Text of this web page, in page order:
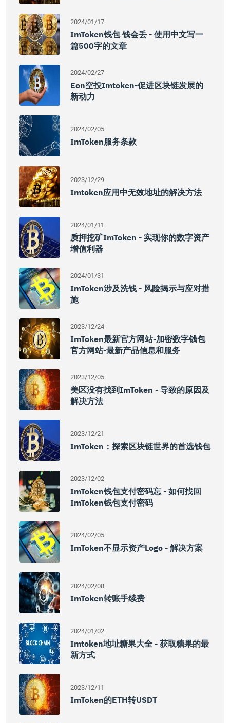
2024/01/17
ImToken钱包 钱会丢 - 使用中文写一
篇500字的文章
2024/02/27
Eon空投imtoken-促进区块链发展的
新动力
2024/02/05
ImToken服务条款
2023/12/29
Imtoken应用中无效地址的解决方法
2024/01/11
质押挖矿imToken - 实现你的数字资产
增值利器
2024/01/31
ImToken涉及洗钱 - 风险揭示与应对措
施
2023/12/24
ImToken最新官方网站-加密数字钱包
官方网站-最新产品信息和服务
2023/12/05
美区没有找到imToken - 导致的原因及
解决方法
2023/12/21
ImToken：探索区块链世界的首选钱包
2023/12/02
ImToken钱包支付密码忘 - 如何找回
ImToken钱包支付密码
2024/02/05
ImToken不显示资产logo - 解决方案
2024/02/08
ImToken转账手续费
2024/01/02
Imtoken地址糖果大全 - 获取糖果的最
新方式
2023/12/11
ImToken的ETH转USDT